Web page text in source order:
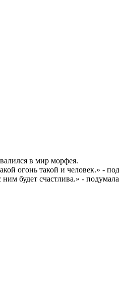
в мир морфея.
огонь такой и человек.» -
будет счастлива.» -